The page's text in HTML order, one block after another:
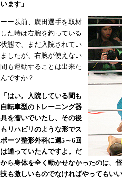
います」
ーー以前、廣田選手を取材
した時は右腕を釣っている
状態で、まだ入院されてい
ましたが、右腕が使えない
間も運動することは出来た
んですか？
「はい。入院している間も
自転車型のトレーニング器
具を漕いでいたし、その後
もリハビリのような形でス
ポーツ整形外科に週5～6回
は通っていたんですよ。だ
から身体を全く動かせなかったのは、
技も激しいものでなければやってもい